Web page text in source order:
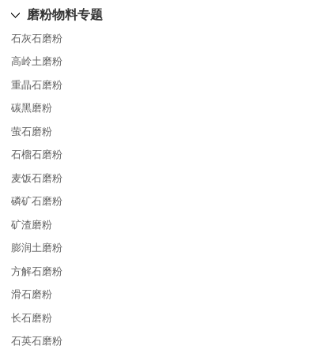
磨粉物料专题
石灰石磨粉
高岭土磨粉
重晶石磨粉
碳黑磨粉
萤石磨粉
石榴石磨粉
麦饭石磨粉
磷矿石磨粉
矿渣磨粉
膨润土磨粉
方解石磨粉
滑石磨粉
长石磨粉
石英石磨粉